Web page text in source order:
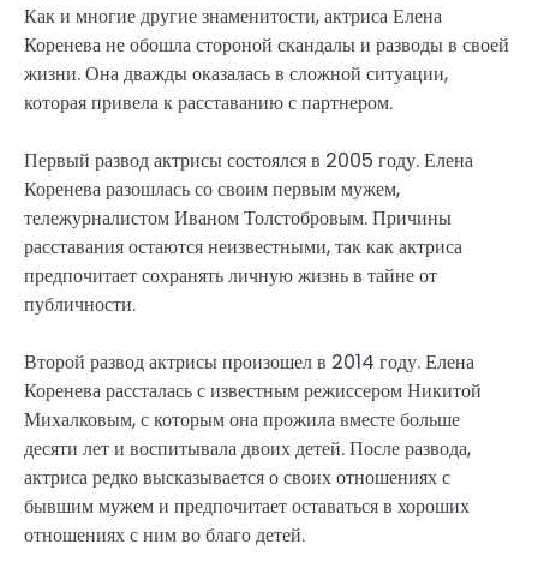
Как и многие другие знаменитости, актриса Елена
Коренева не обошла стороной скандалы и разводы в своей
жизни. Она дважды оказалась в сложной ситуации,
которая привела к расставанию с партнером.
Первый развод актрисы состоялся в 2005 году. Елена
Коренева разошлась со своим первым мужем,
тележурналистом Иваном Толстобровым. Причины
расставания остаются неизвестными, так как актриса
предпочитает сохранять личную жизнь в тайне от
публичности.
Второй развод актрисы произошел в 2014 году. Елена
Коренева рассталась с известным режиссером Никитой
Михалковым, с которым она прожила вместе больше
десяти лет и воспитывала двоих детей. После развода,
актриса редко высказывается о своих отношениях с
бывшим мужем и предпочитает оставаться в хороших
отношениях с ним во благо детей.